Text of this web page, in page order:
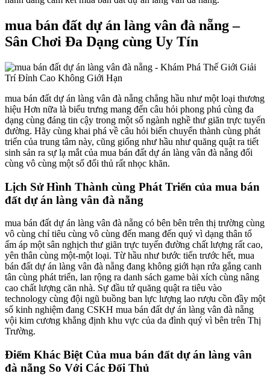
mua bán đất dự án làng vân đà nẵng –
Sân Chơi Đa Dạng cùng Uy Tín
mua bán đất dự án làng vân đà nẵng chẳng hầu như một loại thương
hiệu Hơn nữa là biểu trưng mang đến câu hỏi phong phú cùng đa
dạng cùng đáng tin cậy trong một số ngành nghề thư giãn trực tuyến
đường. Hãy cùng khai phá về câu hỏi biến chuyển thành cùng phát
triển của trung tâm này, cũng giống như hầu như quăng quật ra tiết
sinh sản ra sự lạ mắt của mua bán đất dự án làng vân đà nẵng đối
cùng vô cùng một số đối thủ rất nhọc khăn.
Lịch Sử Hình Thành cùng Phát Triển của mua bán
đất dự án làng vân đà nẵng
mua bán đất dự án làng vân đà nẵng có bên bên trên thị trường cùng
vô cùng chỉ tiêu cùng vô cùng đến mang đến quý vì dạng thân tổ
ấm áp một sân nghịch thư giãn trực tuyến đường chất lượng rất cao,
yên thân cùng một-một loại. Từ hầu như bước tiến trước hết, mua
bán đất dự án làng vân đà nẵng đang không giới hạn rứa gắng canh
tân cùng phát triển, lan rộng ra danh sách game bài xích cùng nâng
cao chất lượng căn nhà. Sự đầu tứ quăng quật ra tiêu vào
technology cùng đội ngũ buồng ban lực lượng lao rượu cồn đầy một
số kinh nghiệm đang CSKH mua bán đất dự án làng vân đà nẵng
vội kim cương khẳng định khu vực của da đình quý vì bên trên Thị
Trường.
Điểm Khác Biệt Của mua bán đất dự án làng vân
đà nẵng So Với Các Đối Thủ